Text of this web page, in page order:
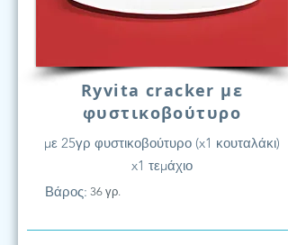
Ryvita cracker με
φυστικοβούτυρο
με 25γρ φυστικοβούτυρο (x1 κουταλάκι)
x1 τεμάχιο
Βάρος: 36 γρ.